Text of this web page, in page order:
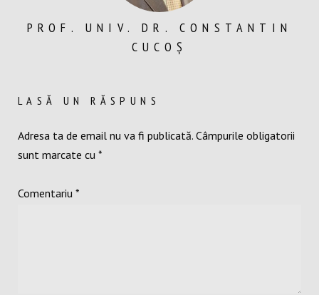
PROF. UNIV. DR. CONSTANTIN
CUCOȘ
LASĂ UN RĂSPUNS
Adresa ta de email nu va fi publicată. Câmpurile obligatorii
sunt marcate cu *
Comentariu *